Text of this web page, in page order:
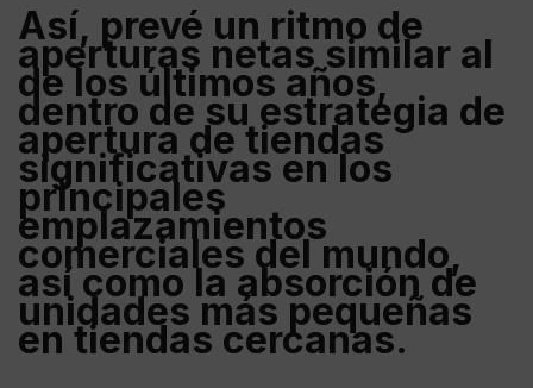
Así, prevé un ritmo de
aperturas netas similar al
de los últimos años,
dentro de su estrategia de
apertura de tiendas
significativas en los
principales
emplazamientos
comerciales del mundo,
así como la absorción de
unidades más pequeñas
en tiendas cercanas.